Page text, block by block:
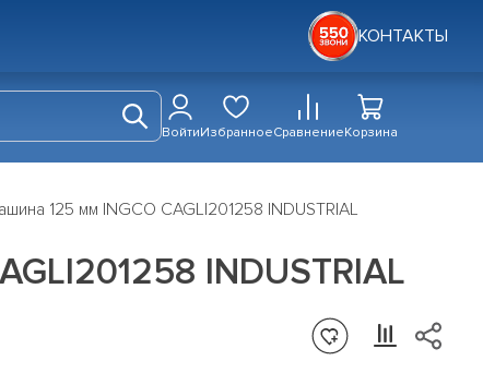
КОНТАКТЫ
ВойтиИзбранноеСравнениеКорзина
125 мм INGCO CAGLI201258 INDUSTRIAL
INDUSTRIAL